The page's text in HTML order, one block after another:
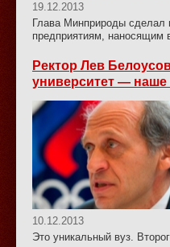
19.12.2013
Глава Минприроды сделал
предприятиям, наносящим
Ректор Лев
университет —
10.12.2013
Это уникальный вуз.